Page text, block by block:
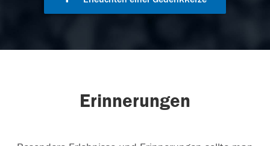
Erinnerungen